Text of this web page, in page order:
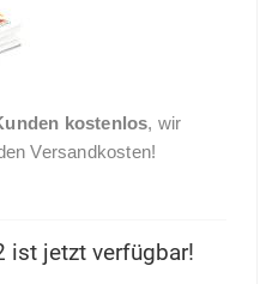
kostenlos, wir
Versandkosten!
ist jetzt verfügbar!